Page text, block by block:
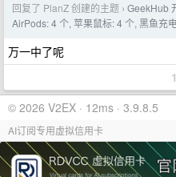
回复了 PlanZ 创建的主题 › GeekHub
AirPods: 4 个, 苹果鼠标: 4 个, 黑鱼充
万一中了呢
© 2026 V2EX · 12ms · 3.9.8.5
AI订阅专用虚拟信用卡